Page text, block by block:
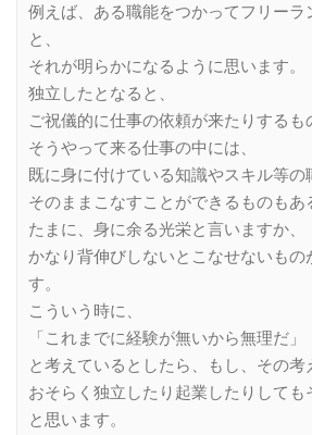
例えば、ある職能をつかってフリーラ
と、
それが明らかになるように思います。
独立したとなると、
ご祝儀的に仕事の依頼が来たりするも
そうやって来る仕事の中には、
既に身に付けている知識やスキル等の
そのままこなすことができるものもあ
たまに、身に余る光栄と言いますか、
かなり背伸びしないとこなせないもの
す。
こういう時に、
「これまでに経験が無いから無理だ」
と考えているとしたら、もし、その考
おそらく独立したり起業したりしても
と思います。